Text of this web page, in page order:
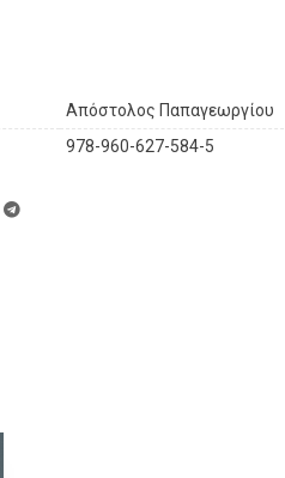
Απόστολος Παπαγεωργίου
978-960-627-584-5